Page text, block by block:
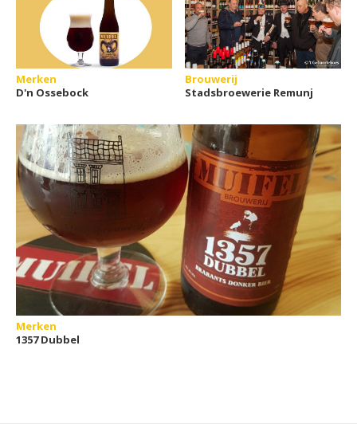
Merken
D'n Ossebock
Brouwerij
Stadsbroewerie Remunj
Merken
1357 Dubbel